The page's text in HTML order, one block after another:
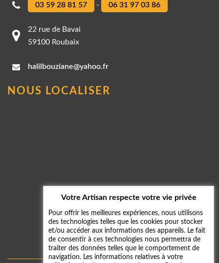
03 59 28 81 57 - 06 31 97 03 86
22 rue de Bavai
59100 Roubaix
halilbouziane@yahoo.fr
NOUS LOCALISER
Votre Artisan respecte votre vie privée
Pour offrir les meilleures expériences, nous utilisons
des technologies telles que les cookies pour stocker
et/ou accéder aux informations des appareils. Le fait
de consentir à ces technologies nous permettra de
traiter des données telles que le comportement de
navigation. Les informations relatives à votre